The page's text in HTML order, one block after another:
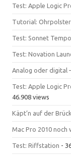
Test: Apple Logic
Tutorial:
Test: Sonnet
Test: Novation
Analog oder digital
Test: Apple Logic
46.908 views
Käpt’n auf der
Mac Pro 2010 noch
Test: Riffstation -